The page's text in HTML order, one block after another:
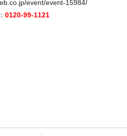
event/event-15984/
0120-99-1121